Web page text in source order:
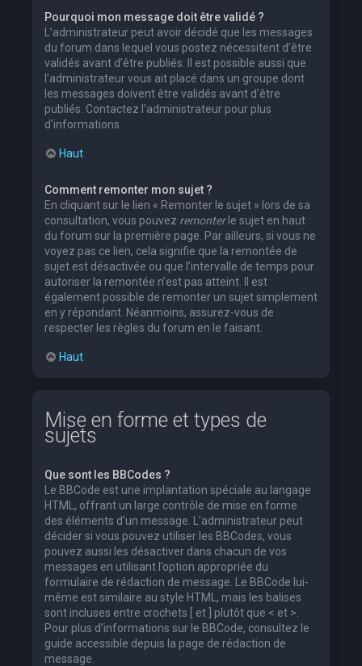
Pourquoi mon message doit être validé ?
L’administrateur peut avoir décidé que les messages
du forum dans lequel vous postez nécessitent d’être
validés avant d’être publiés. Il est possible aussi que
l’administrateur vous ait placé dans un groupe dont
les messages doivent être validés avant d’être
publiés. Contactez l’administrateur pour plus
d’informations.
Haut
Comment remonter mon sujet ?
En cliquant sur le lien « Remonter le sujet » lors de sa
consultation, vous pouvez remonterle sujet en haut
du forum sur la première page. Par ailleurs, si vous ne
voyez pas ce lien, cela signifie que la remontée de
sujet est désactivée ou que l’intervalle de temps pour
autoriser la remontée n’est pas atteint. Il est
également possible de remonter un sujet simplement
en y répondant. Néanmoins, assurez-vous de
respecter les règles du forum en le faisant.
Haut
Mise en forme et types de
sujets
Que sont les BBCodes ?
Le BBCode est une implantation spéciale au langage
HTML, offrant un large contrôle de mise en forme
des éléments d’un message. L’administrateur peut
décider si vous pouvez utiliser les BBCodes, vous
pouvez aussi les désactiver dans chacun de vos
messages en utilisant l’option appropriée du
formulaire de rédaction de message. Le BBCode lui-
même est similaire au style HTML, mais les balises
sont incluses entre crochets [ et ] plutôt que < et >.
Pour plus d’informations sur le BBCode, consultez le
guide accessible depuis la page de rédaction de
message.